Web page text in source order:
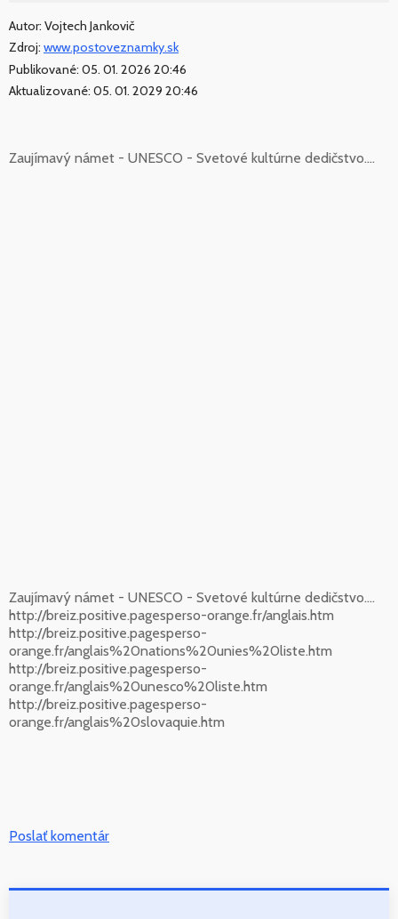
Autor: Vojtech Jankovič
Zdroj: www.postoveznamky.sk
Publikované: 05. 01. 2026 20:46
Aktualizované: 05. 01. 2029 20:46
Zaujímavý námet - UNESCO - Svetové kultúrne dedičstvo....
Zaujímavý námet - UNESCO - Svetové kultúrne dedičstvo....
http://breiz.positive.pagesperso-orange.fr/anglais.htm
http://breiz.positive.pagesperso-
orange.fr/anglais%20nations%20unies%20liste.htm
http://breiz.positive.pagesperso-
orange.fr/anglais%20unesco%20liste.htm
http://breiz.positive.pagesperso-
orange.fr/anglais%20slovaquie.htm
Poslať komentár